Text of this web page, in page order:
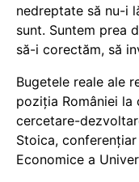
nedreptate să nu-i
sunt. Suntem prea
să-i corectăm, să
Bugetele reale ale
poziția României la
cercetare-
Stoica,
Economice a